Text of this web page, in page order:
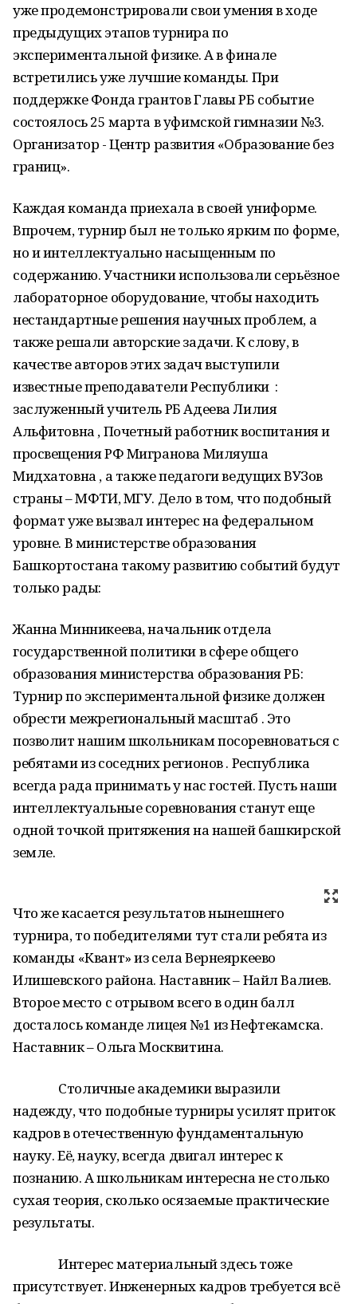
уже продемонстрировали свои умения в ходе
предыдущих этапов турнира по
экспериментальной физике. А в финале
встретились уже лучшие команды. При
поддержке Фонда грантов Главы РБ событие
состоялось 25 марта в уфимской гимназии №3.
Организатор - Центр развития «Образование без
границ».
Каждая команда приехала в своей униформе.
Впрочем, турнир был не только ярким по форме,
но и интеллектуально насыщенным по
содержанию. Участники использовали серьёзное
лабораторное оборудование, чтобы находить
нестандартные решения научных проблем, а
также решали авторские задачи. К слову, в
качестве авторов этих задач выступили
известные преподаватели Республики :
заслуженный учитель РБ Адеева Лилия
Альфитовна , Почетный работник воспитания и
просвещения РФ Мигранова Миляуша
Мидхатовна , а также педагоги ведущих ВУЗов
страны – МФТИ, МГУ. Дело в том, что подобный
формат уже вызвал интерес на федеральном
уровне. В министерстве образования
Башкортостана такому развитию событий будут
только рады:
Жанна Минникеева, начальник отдела
государственной политики в сфере общего
образования министерства образования РБ:
Турнир по экспериментальной физике должен
обрести межрегиональный масштаб . Это
позволит нашим школьникам посоревноваться с
ребятами из соседних регионов . Республика
всегда рада принимать у нас гостей. Пусть наши
интеллектуальные соревнования станут еще
одной точкой притяжения на нашей башкирской
земле.
Что же касается результатов нынешнего
турнира, то победителями тут стали ребята из
команды «Квант» из села Вернеяркеево
Илишевского района. Наставник – Найл Валиев.
Второе место с отрывом всего в один балл
досталось команде лицея №1 из Нефтекамска.
Наставник – Ольга Москвитина.
Столичные академики выразили
надежду, что подобные турниры усилят приток
кадров в отечественную фундаментальную
науку. Её, науку, всегда двигал интерес к
познанию. А школьникам интересна не столько
сухая теория, сколько осязаемые практические
результаты.
Интерес материальный здесь тоже
присутствует. Инженерных кадров требуется всё